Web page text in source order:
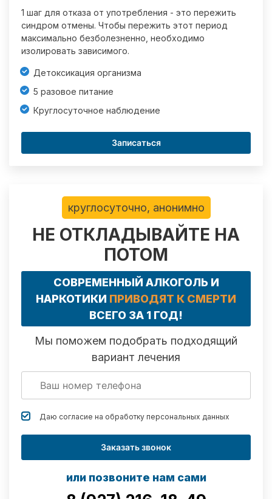
1 шаг для отказа от употребления - это пережить
синдром отмены. Чтобы пережить этот период
максимально безболезненно, необходимо
изолировать зависимого.
Детоксикация организма
5 разовое питание
Круглосуточное наблюдение
Записаться
круглосуточно, анонимно
НЕ ОТКЛАДЫВАЙТЕ НА
ПОТОМ
СОВРЕМЕННЫЙ АЛКОГОЛЬ И
НАРКОТИКИ ПРИВОДЯТ К СМЕРТИ
ВСЕГО ЗА 1 ГОД!
Мы поможем подобрать подходящий
вариант лечения
Даю согласие на обработку персональных данных
Заказать звонок
или позвоните нам сами